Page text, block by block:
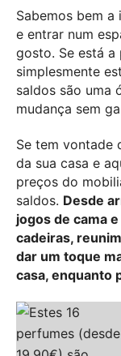
Sabemos bem
e entrar num
gosto. Se está a
simplesmente
saldos são uma
mudança sem
Se tem vontade
da sua casa e
preços do
saldos. Desde
jogos de cama
cadeiras,
dar um toque
casa, enquanto